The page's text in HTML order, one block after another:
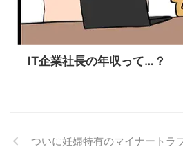
IT企業社長の年収って…？
ついに妊婦特有のマイナートラ